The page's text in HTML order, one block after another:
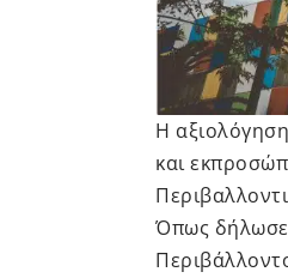
Η
και
Όπως δήλωσε